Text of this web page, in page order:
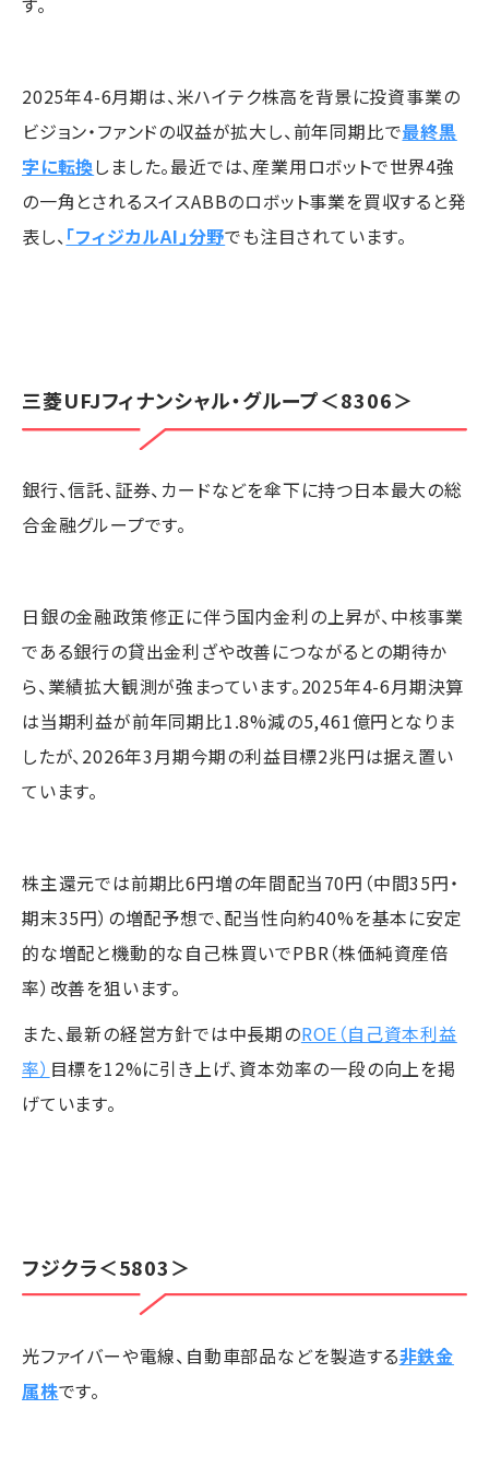
2025年4-6月期は、米ハイテク株高を背景に投資事業の
ビジョン・ファンドの収益が拡大し、前年同期比で最終黒
字に転換しました。最近では、産業用ロボットで世界4強
の一角とされるスイスABBのロボット事業を買収すると発
表し、「フィジカルAI」分野でも注目されています。
三菱UFJフィナンシャル・グループ＜8306＞
銀行、信託、証券、カードなどを傘下に持つ日本最大の総
合金融グループです。
日銀の金融政策修正に伴う国内金利の上昇が、中核事業
である銀行の貸出金利ざや改善につながるとの期待か
ら、業績拡大観測が強まっています。2025年4-6月期決算
は当期利益が前年同期比1.8%減の5,461億円となりま
したが、2026年3月期今期の利益目標2兆円は据え置い
ています。
株主還元では前期比6円増の年間配当70円（中間35円・
期末35円）の増配予想で、配当性向約40%を基本に安定
的な増配と機動的な自己株買いでPBR（株価純資産倍
率）改善を狙います。
また、最新の経営方針では中長期のROE（自己資本利益
率） 目標を12%に引き上げ、資本効率の一段の向上を掲
げています。
フジクラ＜5803＞
光ファイバーや電線、自動車部品などを製造する非鉄金
属株です。